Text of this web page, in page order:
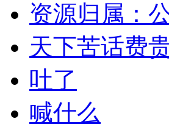
资源归属：
天下苦话费
吐了
喊什么